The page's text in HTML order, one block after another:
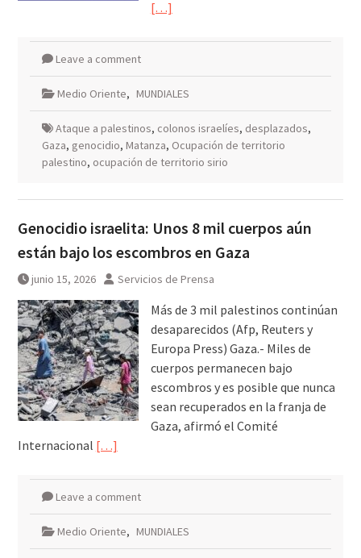
[…]
Leave a comment
Medio Oriente, MUNDIALES
Ataque a palestinos, colonos israelíes, desplazados,
Gaza, genocidio, Matanza, Ocupación de territorio
palestino, ocupación de territorio sirio
Genocidio israelita: Unos 8 mil cuerpos aún
están bajo los escombros en Gaza
junio 15, 2026 Servicios de Prensa
Más de 3 mil palestinos continúan
desaparecidos (Afp, Reuters y
Europa Press) Gaza.- Miles de
cuerpos permanecen bajo
escombros y es posible que nunca
sean recuperados en la franja de
Gaza, afirmó el Comité
Internacional […]
Leave a comment
Medio Oriente, MUNDIALES